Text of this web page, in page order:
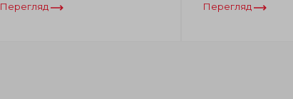
Перегляд
Перегляд